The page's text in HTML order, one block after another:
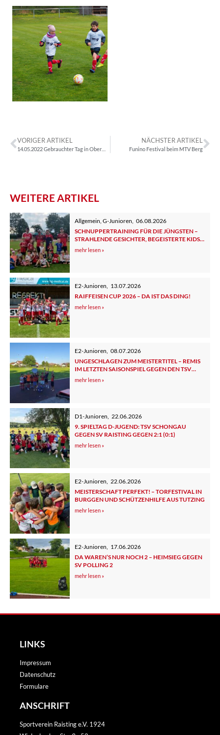
VORIGER ARTIKEL NÄCHSTER ARTIKEL
Funino Festival beim MTV Berg
WEITERE ARTIKEL
Allgemein ,G-Junioren
06.08.2026
SCHNUPPERTRAINING FÜR DIE JÜNGSTEN –
STRAHLENDE GESICHTER, BEGEISTERTE KIDS
UND ELTERN
mehr lesen »
E2-Junioren
13.07.2026
RAIFFEISEN CUP 2026 – DA IST DAS DING!
mehr lesen »
E2-Junioren, 08.07.2026
UNGESCHLAGEN ZUM MEISTERTITEL – REMIS
IM LETZTEN SAISONSPIEL GEGEN DEN TSV
TUTZING 2
mehr lesen »
D1-Junioren
22.06.2026
9. SPIELTAG D-JUGEND: TSV SCHONGAU
GEGEN SV RAISTING GEGEN 2:1 (0:1)
mehr lesen »
E2-Junioren, 22.06.2026
MEISTERSCHAFT PERFEKT! – TORFESTIVAL IN
BURGGEN UND SCHÜTZENHILFE AUS TUTZING
mehr lesen »
E2-Junioren
17.06.2026
DA WAREN’S NUR NOCH 2 – HEIMSIEG GEGEN
SV POLLING 2
mehr lesen »
LINKS
Impressum
Datenschutz
Formulare
ANSCHRIFT
Sportverein Raisting e.V. 1924